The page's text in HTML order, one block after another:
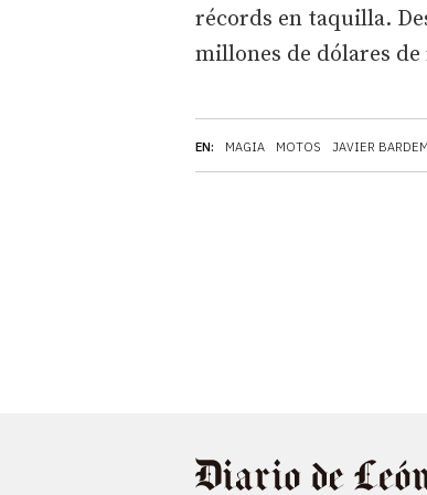
EN: MAGIA MOTOS JAVIER BARDEM
récords en taquilla.
millones de dólares